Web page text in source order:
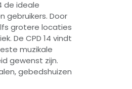
de ideale
gebruikers. Door
grotere locaties
De CPD 14 vindt
muzikale
gewenst zijn.
gebedshuizen